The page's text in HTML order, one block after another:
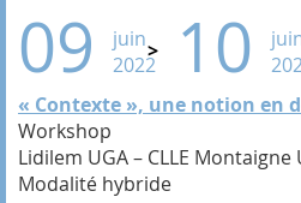
09
juin
2022
10
« Contexte », une notion en
Workshop
Lidilem UGA – CLLE Montaigne
Modalité hybride